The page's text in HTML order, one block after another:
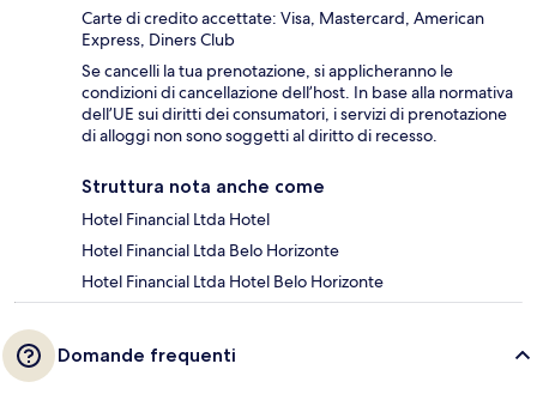
Carte di credito accettate: Visa, Mastercard, American
Express, Diners Club
Se cancelli la tua prenotazione, si applicheranno le
condizioni di cancellazione dell’host. In base alla normativa
dell’UE sui diritti dei consumatori, i servizi di prenotazione
di alloggi non sono soggetti al diritto di recesso.
Struttura nota anche come
Hotel Financial Ltda Hotel
Hotel Financial Ltda Belo Horizonte
Hotel Financial Ltda Hotel Belo Horizonte
Domande frequenti